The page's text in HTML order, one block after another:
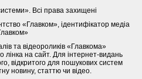
Всі права захищені
«Главком», ідентифікатор медіа
та відеороликів «Главкома»
лінка на сайт. Для інтернет-видань
відкритого для пошукових систем
новину, статтю чи відео.